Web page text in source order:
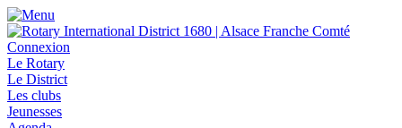
Connexion
Le Rotary
Le District
Les clubs
Jeunesses